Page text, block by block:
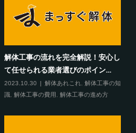
解体工事の流れを完全解説！安心し
て任せられる業者選びのポイン...
2023.10.30 解体あれこれ
解体工事の知
識
解体工事の費用 解体工事の進め方